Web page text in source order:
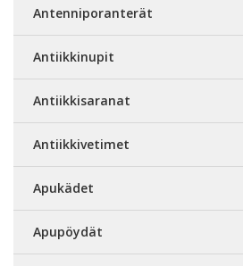
Antenniporanterät
Antiikkinupit
Antiikkisaranat
Antiikkivetimet
Apukädet
Apupöydät